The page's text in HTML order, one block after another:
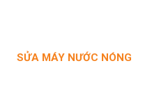
SỬA MÁY NƯỚC NÓNG